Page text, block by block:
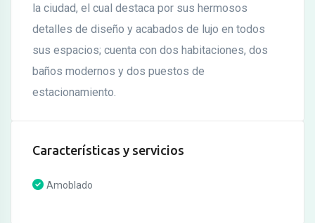
la ciudad, el cual destaca por sus hermosos
detalles de diseño y acabados de lujo en todos
sus espacios; cuenta con dos habitaciones, dos
baños modernos y dos puestos de
estacionamiento.
Características y servicios
Amoblado